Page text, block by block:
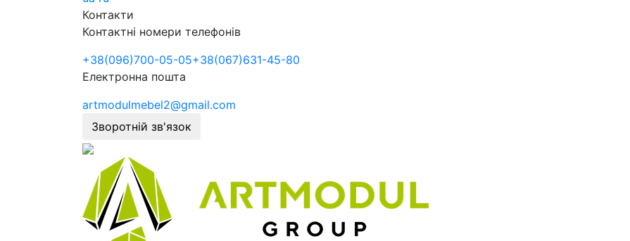
Контакти
Контактні номери телефонів
+38(096)700-05-05+38(067)631-45-80
Електронна пошта
artmodulmebel2@gmail.com
Зворотній зв'язок